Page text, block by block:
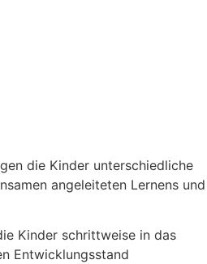
die Kinder unterschiedliche
angeleiteten Lernens und
Kinder schrittweise in das
Entwicklungsstand